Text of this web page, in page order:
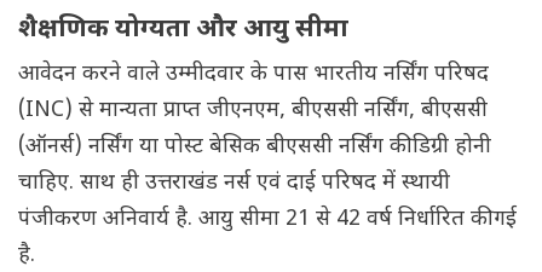
शैक्षणिक योग्यता और आयु सीमा
आवेदन करने वाले उम्मीदवार के पास भारतीय नर्सिंग परिषद
(INC) से मान्यता प्राप्त जीएनएम, बीएससी नर्सिंग, बीएससी
(ऑनर्स) नर्सिंग या पोस्ट बेसिक बीएससी नर्सिंग की डिग्री होनी
चाहिए. साथ ही उत्तराखंड नर्स एवं दाई परिषद में स्थायी
पंजीकरण अनिवार्य है. आयु सीमा 21 से 42 वर्ष निर्धारित की गई
है.